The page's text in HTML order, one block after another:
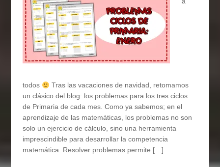
todos
Tras las vacaciones de navidad, retomamos
un clásico del blog: los problemas para los tres ciclos
de Primaria de cada mes. Como ya sabemos; en el
aprendizaje de las matemáticas, los problemas no son
solo un ejercicio de cálculo, sino una herramienta
imprescindible para desarrollar la competencia
matemática. Resolver problemas permite […]